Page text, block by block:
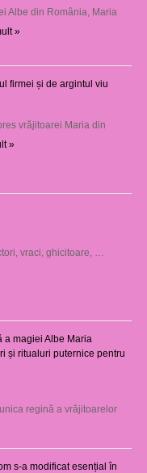
Albe din România, Maria
»
firmei și de argintul viu
vrăjitoarei Maria din
»
vraci, ghicitoare, …
a magiei Albe Maria
și ritualuri puternice pentru
regină a vrăjitoarelor
s-a modificat esențial în